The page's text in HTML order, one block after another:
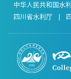
中华人民共和国水
四川省水利厅
|